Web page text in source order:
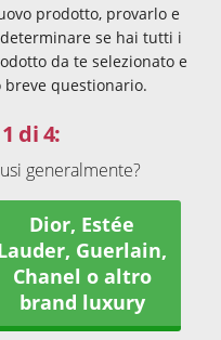
prodotto, provarlo e
se hai tutti i
da te selezionato e
questionario.
di 4:
generalmente?
Dior, Estée
Guerlain,
Chanel o altro
brand luxury